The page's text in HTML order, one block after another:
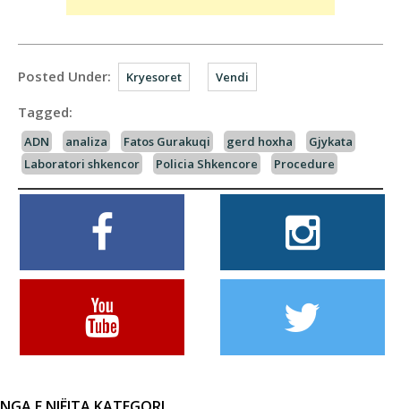
Posted Under: Kryesoret Vendi
Tagged:
ADN analiza Fatos Gurakuqi gerd hoxha
Gjykata
Laboratori shkencor
Policia Shkencore Procedure